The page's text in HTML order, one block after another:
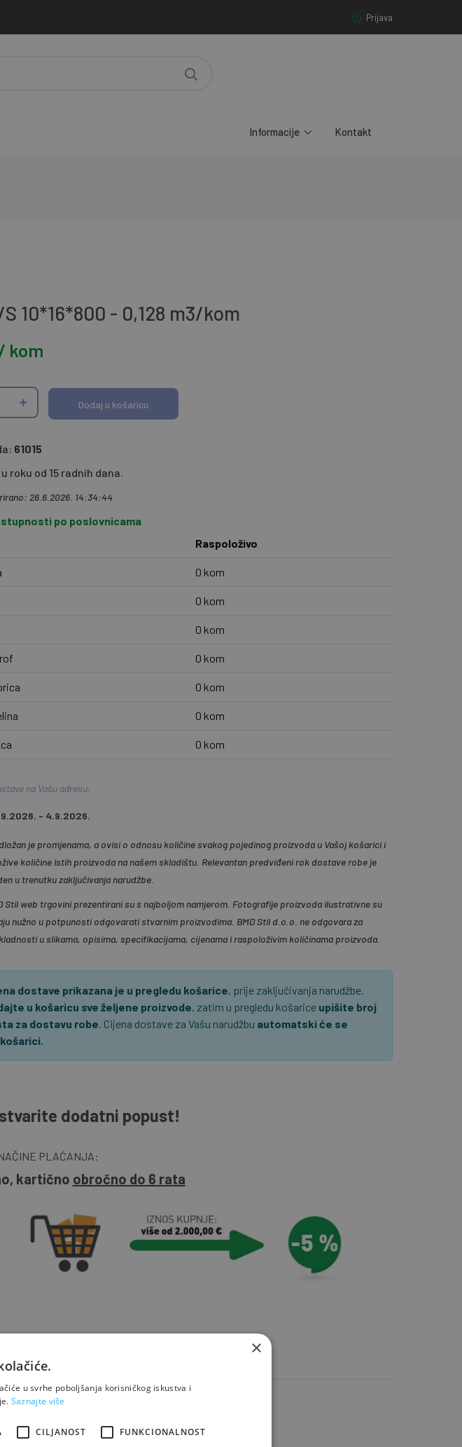
Prijava
Informacije Kontakt
10*16*800 - 0,128 m3/kom
kom
Dodaj u košaricu
61015
u roku od 15 radnih dana.
26.6.2026. 14:34:44
po poslovnicama
Raspoloživo
0 kom
0 kom
0 kom
0 kom
0 kom
0 kom
0 kom
na Vašu adresu:
- 4.9.2026.
je promjenama, a ovisi o odnosu količine svakog pojedinog proizvoda u Vašoj košarici i
količine istih proizvoda na našem skladištu. Relevantan predviđeni rok dostave robe je
u trenutku zaključivanja narudžbe.
Stil web trgovini prezentirani su s najboljom namjerom. Fotografije proizvoda ilustrativne su
nužno u potpunosti odgovarati stvarnim proizvodima. BMD Stil d.o.o. ne odgovara za
u slikama, opisima, specifikacijama, cijenama i raspoloživim količinama proizvoda.
dostave prikazana je u pregledu košarice, prije zaključivanja narudžbe.
u košaricu sve željene proizvode, zatim u pregledu košarice upišite broj
za dostavu robe. Cijena dostave za Vašu narudžbu automatski će se
dodatni popust!
PLAĆANJA:
kartično obročno do 6 rata
×
u svrhe poboljšanja korisničkog iskustva i
Saznajte više
CILJANOST FUNKCIONALNOST